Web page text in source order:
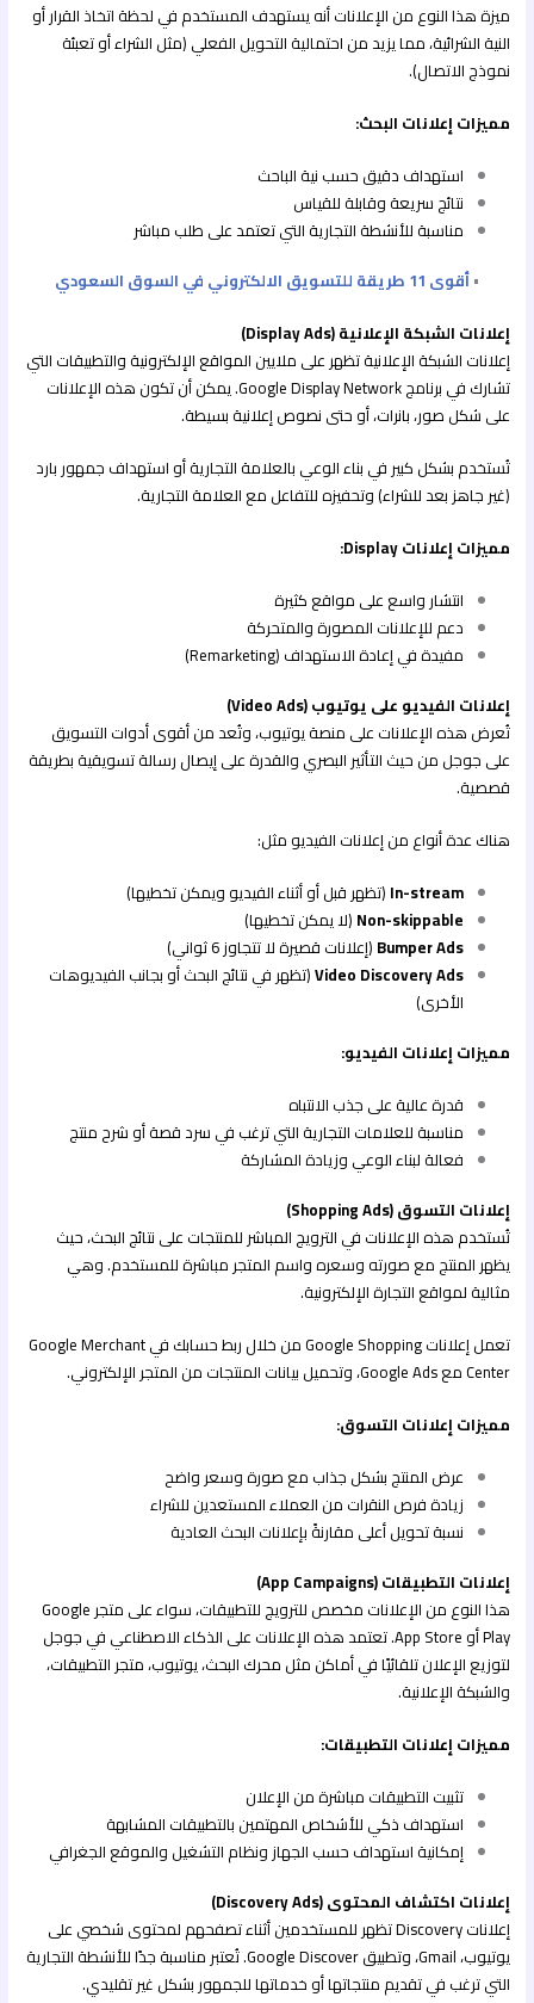
ميزة هذا النوع من الإعلانات أنه يستهدف المستخدم في لحظة اتخاذ القرار أو
النية الشرائية، مما يزيد من احتمالية التحويل الفعلي (مثل الشراء أو تعبئة
نموذج الاتصال).
مميزات إعلانات البحث:
استهداف دقيق حسب نية الباحث
نتائج سريعة وقابلة للقياس
مناسبة للأنشطة التجارية التي تعتمد على طلب مباشر
•أقوى 11 طريقة للتسويق الالكتروني في السوق السعودي
إعلانات الشبكة الإعلانية (Display Ads)
إعلانات الشبكة الإعلانية تظهر على ملايين المواقع الإلكترونية والتطبيقات التي
تشارك في برنامج Google Display Network. يمكن أن تكون هذه الإعلانات
على شكل صور، بانرات، أو حتى نصوص إعلانية بسيطة.
تُستخدم بشكل كبير في بناء الوعي بالعلامة التجارية أو استهداف جمهور بارد
(غير جاهز بعد للشراء) وتحفيزه للتفاعل مع العلامة التجارية.
مميزات إعلانات Display:
انتشار واسع على مواقع كثيرة
دعم للإعلانات المصورة والمتحركة
مفيدة في إعادة الاستهداف (Remarketing)
إعلانات الفيديو على يوتيوب (Video Ads)
تُعرض هذه الإعلانات على منصة يوتيوب، وتُعد من أقوى أدوات التسويق
على جوجل من حيث التأثير البصري والقدرة على إيصال رسالة تسويقية بطريقة
قصصية.
هناك عدة أنواع من إعلانات الفيديو مثل:
In-stream (تظهر قبل أو أثناء الفيديو ويمكن تخطيها)
Non-skippable (لا يمكن تخطيها)
Bumper Ads (إعلانات قصيرة لا تتجاوز 6 ثواني)
Video Discovery Ads(تظهر في نتائج البحث أو بجانب الفيديوهات
الأخرى)
مميزات إعلانات الفيديو:
قدرة عالية على جذب الانتباه
مناسبة للعلامات التجارية التي ترغب في سرد قصة أو شرح منتج
فعالة لبناء الوعي وزيادة المشاركة
إعلانات التسوق (Shopping Ads)
تُستخدم هذه الإعلانات في الترويج المباشر للمنتجات على نتائج البحث، حيث
يظهر المنتج مع صورته وسعره واسم المتجر مباشرة للمستخدم. وهي
مثالية لمواقع التجارة الإلكترونية.
تعمل إعلانات Google Shopping من خلال ربط حسابك في Google Merchant
Center مع Google Ads، وتحميل بيانات المنتجات من المتجر الإلكتروني.
مميزات إعلانات التسوق:
عرض المنتج بشكل جذاب مع صورة وسعر واضح
زيادة فرص النقرات من العملاء المستعدين للشراء
نسبة تحويل أعلى مقارنةً بإعلانات البحث العادية
إعلانات التطبيقات (App Campaigns)
هذا النوع من الإعلانات مخصص للترويج للتطبيقات، سواء على متجر Google
Play أو App Store. تعتمد هذه الإعلانات على الذكاء الاصطناعي في جوجل
لتوزيع الإعلان تلقائيًا في أماكن مثل محرك البحث، يوتيوب، متجر التطبيقات،
والشبكة الإعلانية.
مميزات إعلانات التطبيقات:
تثبيت التطبيقات مباشرة من الإعلان
استهداف ذكي للأشخاص المهتمين بالتطبيقات المشابهة
إمكانية استهداف حسب الجهاز ونظام التشغيل والموقع الجغرافي
إعلانات اكتشاف المحتوى (Discovery Ads)
إعلانات Discovery تظهر للمستخدمين أثناء تصفحهم لمحتوى شخصي على
يوتيوب، Gmail، وتطبيق Google Discover. تُعتبر مناسبة جدًا للأنشطة التجارية
التي ترغب في تقديم منتجاتها أو خدماتها للجمهور بشكل غير تقليدي.